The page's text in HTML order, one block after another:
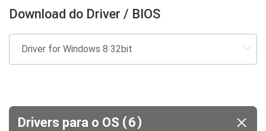
Download do Driver / BIOS
Drivers para o OS (6)